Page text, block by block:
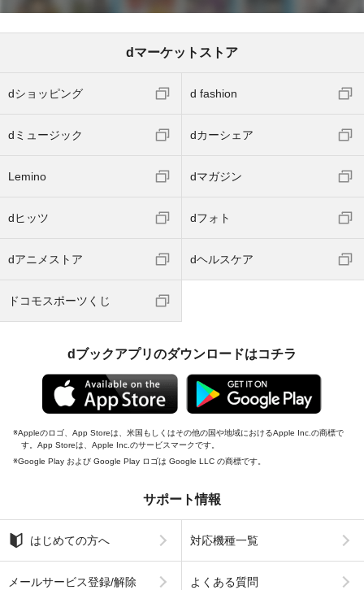
dマーケットストア
dショッピング d fashion
dミュージック dカーシェア
Lemino dマガジン
dヒッツ dフォト
dアニメストア dヘルスケア
ドコモスポーツくじ
dブックアプリのダウンロードはコチラ
Appleのロゴ、App Storeは、米国もしくはその他の国や地域におけるApple Inc.の商標で
す。App Storeは、Apple Inc.のサービスマークです。
Google Play および Google Play ロゴは Google LLC の商標です。
サポート情報
はじめての方へ 対応機種一覧
メールサービス登録/解除 よくある質問